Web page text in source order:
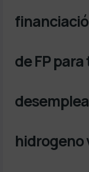
de FP
hidrogeno